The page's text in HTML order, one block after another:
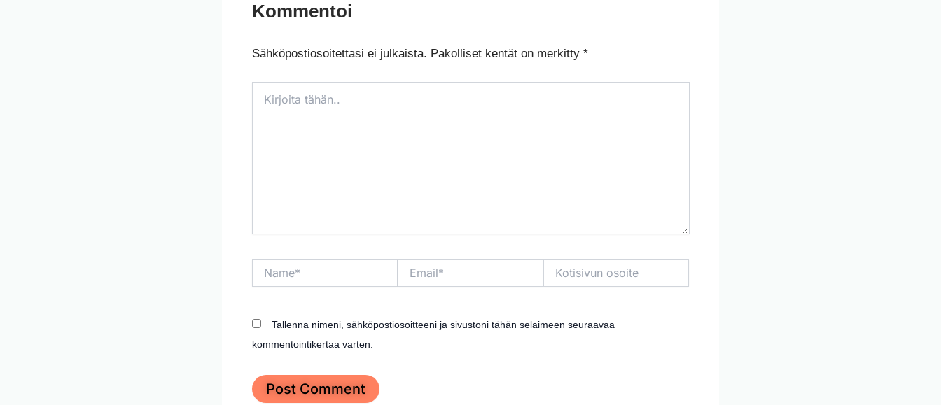
Kommentoi
Sähköpostiosoitettasi ei julkaista. Pakolliset kentät on merkitty *
tähän..
osoite
Tallenna nimeni, sähköpostiosoitteeni ja sivustoni tähän selaimeen seuraavaa
kommentointikertaa varten.